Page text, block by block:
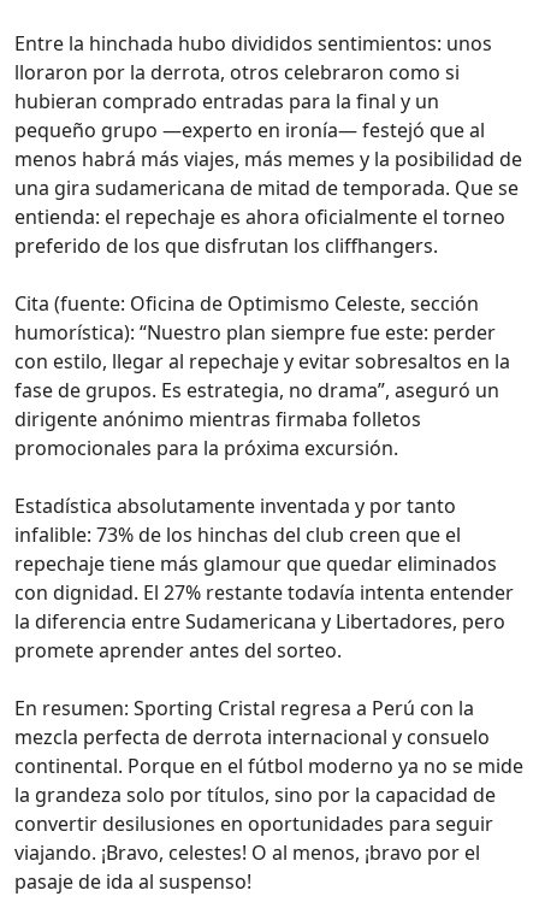
Entre la hinchada hubo divididos sentimientos: unos
lloraron por la derrota, otros celebraron como si
hubieran comprado entradas para la final y un
pequeño grupo —experto en ironía— festejó que al
menos habrá más viajes, más memes y la posibilidad de
una gira sudamericana de mitad de temporada. Que se
entienda: el repechaje es ahora oficialmente el torneo
preferido de los que disfrutan los cliffhangers.
Cita (fuente: Oficina de Optimismo Celeste, sección
humorística): “Nuestro plan siempre fue este: perder
con estilo, llegar al repechaje y evitar sobresaltos en la
fase de grupos. Es estrategia, no drama”, aseguró un
dirigente anónimo mientras firmaba folletos
promocionales para la próxima excursión.
Estadística absolutamente inventada y por tanto
infalible: 73% de los hinchas del club creen que el
repechaje tiene más glamour que quedar eliminados
con dignidad. El 27% restante todavía intenta entender
la diferencia entre Sudamericana y Libertadores, pero
promete aprender antes del sorteo.
En resumen: Sporting Cristal regresa a Perú con la
mezcla perfecta de derrota internacional y consuelo
continental. Porque en el fútbol moderno ya no se mide
la grandeza solo por títulos, sino por la capacidad de
convertir desilusiones en oportunidades para seguir
viajando. ¡Bravo, celestes! O al menos, ¡bravo por el
pasaje de ida al suspenso!